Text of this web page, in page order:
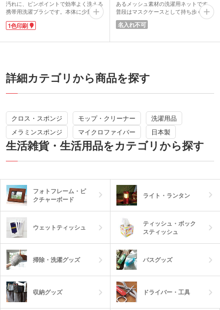
汚れに、ピンポイントで効率よく洗える
携帯用洗濯ブラシです。本体に少量の液
体洗剤を入れ、プッシュするだけでブラ
シ部分から洗剤が出てきます。旅行や出
可能。小さなお子さまがいるご家庭でも
群。量販店のキャンペーンや住宅展示場
の来場特典など、ファミリー層向けのノ
1色印刷
あるメッシュ素材の洗濯用ネットです。
普段はマスクケースとして持ち歩くこと
ができ、帰宅後はそのまま洗濯機にINで
きるのでラクチンです。毎日の手洗いの
プをフックに掛けたり洗濯ばさみで挟ん
にはもちろん、ネクタイや薄手のハンカ
チなどのお洗濯にも活用できます。
代にピッタリなアイテムです。
名入れ不可
詳細カテゴリから商品を探す
クロス・スポンジ モップ・クリーナー
洗濯用品
メラミンスポンジ
マイクロファイバー 日本製
生活雑貨・生活用品をカテゴリから探す
フォトフレーム・ピ
クチャーボード
ライト・ランタン
ウェットティッシュ
ティッシュ・ボック
スティッシュ
掃除・洗濯グッズ バスグッズ
収納グッズ ドライバー・工具